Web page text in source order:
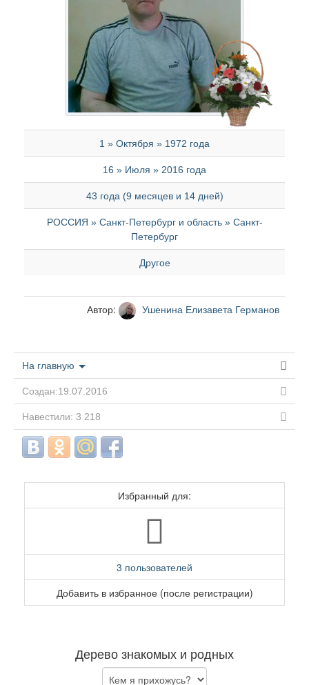
1 » Октября » 1972 года
16 » Июля » 2016 года
43 года (9 месяцев и 14 дней)
РОССИЯ » Санкт-Петербург и область » Санкт-
Петербург
Другое
Автор: Ушенина Елизавета Германов
На главную
Создан:19.07.2016
Навестили: 3 218
Избранный для:
3 пользователей
Добавить в избранное (после регистрации)
Дерево знакомых и родных